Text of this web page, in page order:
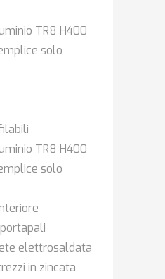
TR8 H400
solo
TR8 H400
solo
elettrosaldata
in zincata